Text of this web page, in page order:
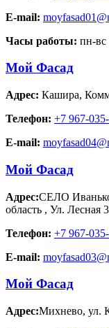
E-mail:
Часы работы: пн-вс
Мой Фасад
Адрес: Кашира,
Телефон: +7 967-
E-mail:
Мой Фасад
Адрес:СЕЛО
область , Ул. Лесная
Телефон: +7 967-
E-mail:
Мой Фасад
Адрес:Михнево, ул.